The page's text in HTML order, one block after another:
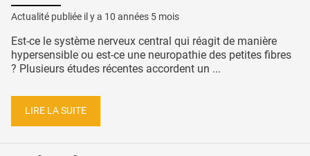
Actualité publiée il y a 10 années 5 mois
Est-ce le système nerveux central qui réagit de manière
hypersensible ou est-ce une neuropathie des petites fibres
? Plusieurs études récentes accordent un ...
LIRE LA SUITE